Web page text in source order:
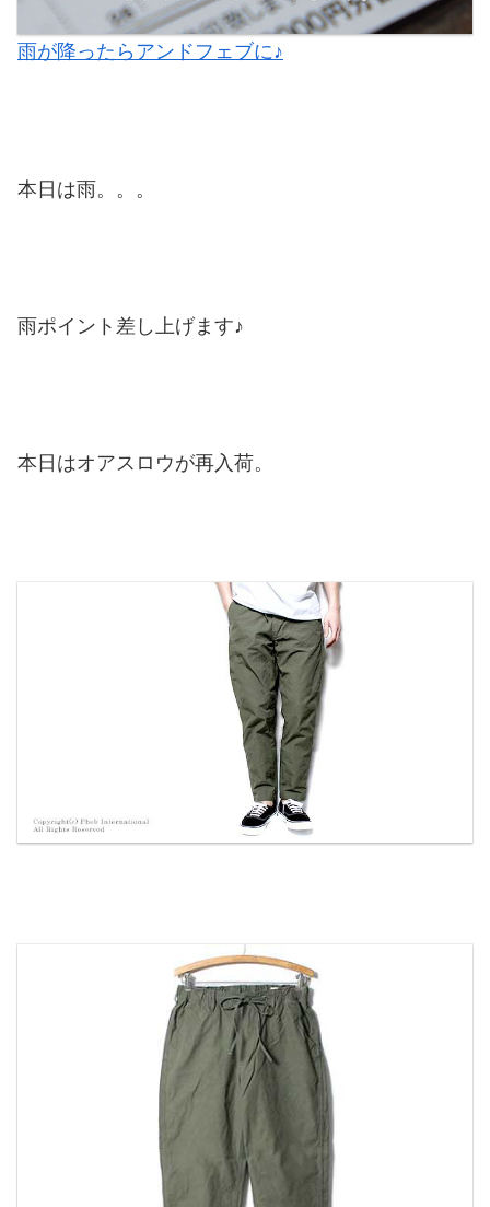
雨が降ったらアンドフェブに♪
本日は雨。。。
雨ポイント差し上げます♪
本日はオアスロウが再入荷。